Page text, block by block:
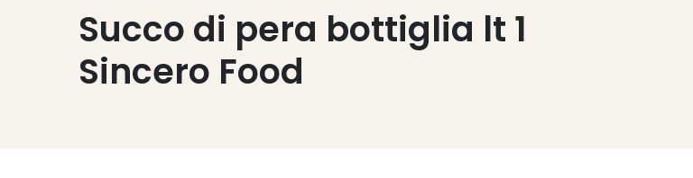
Succo di pera bottiglia lt 1
Sincero Food